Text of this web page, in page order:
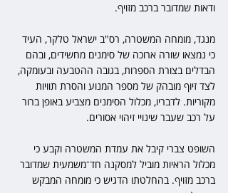
ודאות שמדובר ברכב מזויף.
מנגד, מומחה המשטרה, רס"ב ישראל טלקר, העיד
כי נמצאו שורה ארוכה של סימנים מחשידים, ובהם
הבדלים בצורת הספרות, בגובה ההטבעה ובעומקה,
לצד זיוף מובהק של מספר המנוע והסרת תוויות
מקוריות. לדבריו, מכלול הסימנים מצביע באופן ברור
על רכב שעבר שינויי זיהוי אסורים.
השופט צברי קיבל את עמדת המשטרה וקבע כי
מכלול הראיות מוביל למסקנה חד־משמעית שמדובר
ברכב מזויף. בהחלטתו הדגיש כי מומחה המבקש